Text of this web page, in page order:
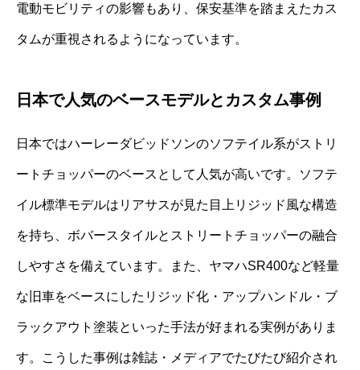
電動モビリティの影響もあり、保安基準を踏まえたカス
タムが重視されるようになっています。
日本で人気のベースモデルとカスタム事例
日本ではハーレーダビッドソンのソフテイル系がストリ
ートチョッパーのベースとして人気が高いです。ソフテ
イル標準モデルはリアサスが見た目上リジッド風な構造
を持ち、ボバースタイルとストリートチョッパーの融合
しやすさを備えています。また、ヤマハSR400など軽量
な旧車をベースにしたリジッド化・アップハンドル・ブ
ラックアウト塗装といった手法が好まれる実例がありま
す。こうした事例は雑誌・メディアでたびたび紹介され